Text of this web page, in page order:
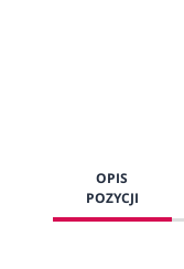
OPIS
POZYCJI